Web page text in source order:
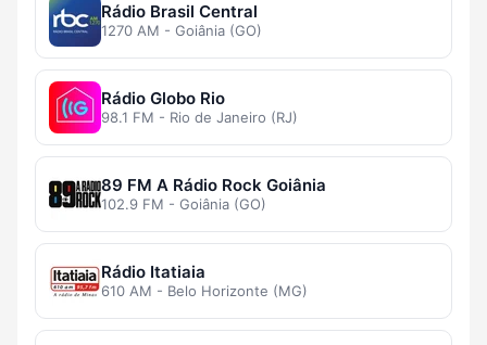
Rádio Brasil Central
1270 AM - Goiânia (GO)
Rádio Globo Rio
98.1 FM - Rio de Janeiro (RJ)
89 FM A Rádio Rock Goiânia
102.9 FM - Goiânia (GO)
Rádio Itatiaia
610 AM - Belo Horizonte (MG)